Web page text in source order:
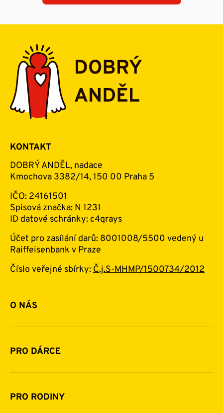
KONTAKT
DOBRÝ ANDĚL, nadace
Kmochova 3382/14, 150 00 Praha 5
IČO: 24161501
Spisová značka: N 1231
ID datové schránky: c4qrays
Účet pro zasílání darů: 8001008/5500 vedený u
Raiffeisenbank v Praze
Číslo veřejné sbírky:Č.j.S-MHMP/1500734/2012
O NÁS
Základní informace o nadaci
Historie a zakladatelé
Financování
Pomoc v číslech
PRO DÁRCE
Jak pomáhat
Daňová uznatelnost darů
PRO RODINY